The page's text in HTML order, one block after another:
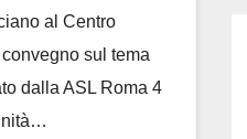
al Centro
sul tema
dalla ASL Roma 4